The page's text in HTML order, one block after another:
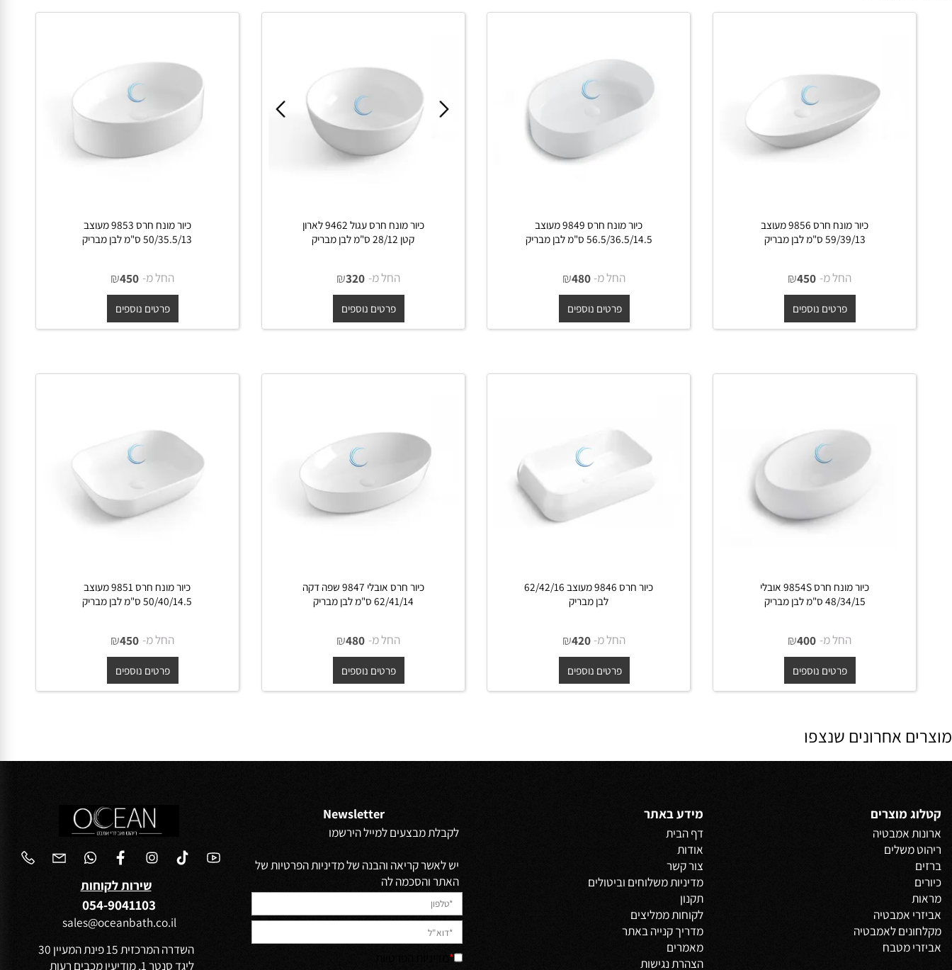
כיור מונח חרס 9856 מעוצב
החל מ- ₪450
כיור מונח חרס 9849 מעוצב
החל מ- ₪480
כיור מונח חרס עגול 9462 לארון
החל מ- ₪320
כיור מונח חרס 9853 מעוצב
החל מ- ₪450
כיור מונח חרס 9854S אובלי
פרטים נוספים
כיור חרס 9846 מעוצב 62/42/16
לבן מבריק
כיור חרס אובלי 9847 שפה דקה
62/41/14 ס"מ לבן מבריק
כיור מונח חרס 9851 מעוצב
50/40/14.5 ס"מ לבן מבריק
אחרונים שנצפו
אמבטיה
מידע באתר
דף הבית
צור קשר
מדיניות משלוחיםוביטולים
Newsletter
לקבלת מבצעים למייל הירשמו
יש לאשר קריאה והבנה של מדיניות הפרטיות של
האתר והסכמה לה שירות לקוחות